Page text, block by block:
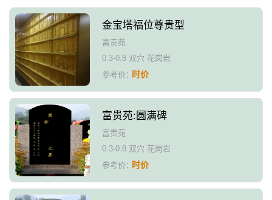
金宝塔福位尊贵型
富贵苑
0.3-0.8 双穴 花岗岩
参考价：时价
富贵苑:圆满碑
富贵苑
0.3-0.8 双穴 花岗岩
参考价：时价